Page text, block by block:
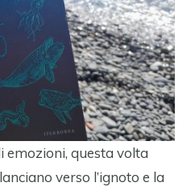
emozioni, questa volta
verso l’ignoto e la